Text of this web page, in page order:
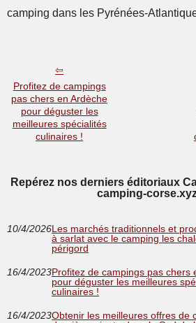
camping dans les Pyrénées-
Profitez de campings
pas chers en Ardèche
pour déguster les
meilleures spécialités
culinaires !
Repérez nos derniers éditoriaux
camping-
10/4/2026Les marchés traditionnels et
à sarlat avec le camping les
périgord
16/4/2023Profitez de campings pas chers
pour déguster les meilleures
culinaires !
16/4/2023Obtenir les meilleures offres de